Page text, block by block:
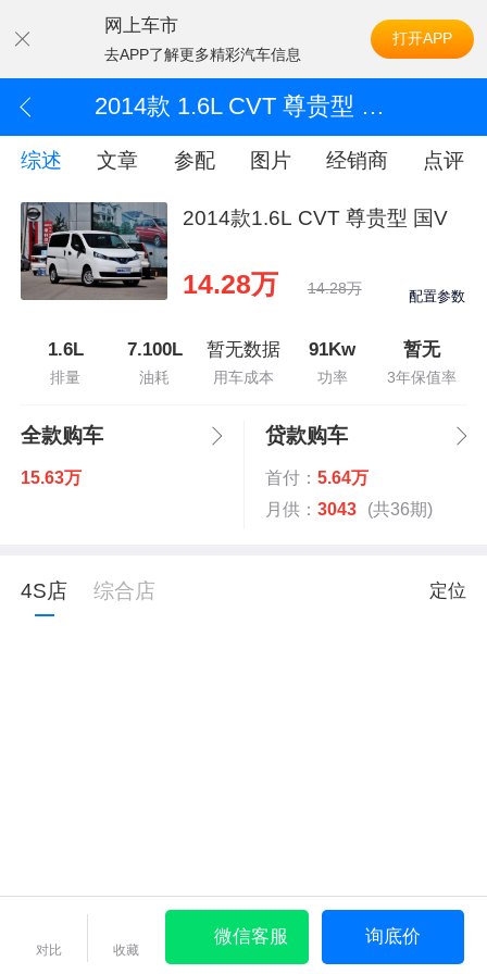
网上车市
去APP了解更多精彩汽车信息
打开APP
2014款 1.6L CVT 尊贵型 国V
综述 文章 参配 图片 经销商 点评
2014款1.6L CVT 尊贵型 国V
14.28万 14.28万 配置参数
1.6L
排量
7.100L
油耗
暂无数据
用车成本
91Kw
功率
暂无
3年保值率
全款购车
15.63万
贷款购车
首付： 5.64万
月供： 3043 (共36期)
4S店 综合店 定位
对比 收藏
微信客服 询底价